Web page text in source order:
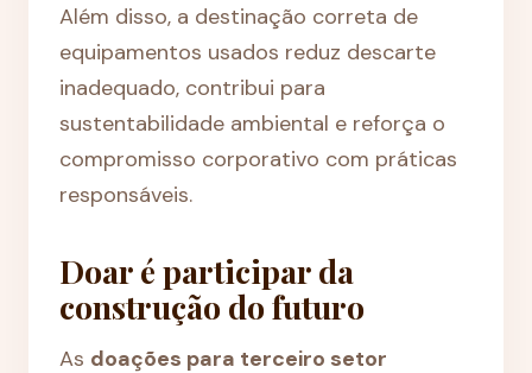
Além disso, a destinação correta de
equipamentos usados reduz descarte
inadequado, contribui para
sustentabilidade ambiental e reforça o
compromisso corporativo com práticas
responsáveis.
Doar é participar da
construção do futuro
As doações para terceiro setor